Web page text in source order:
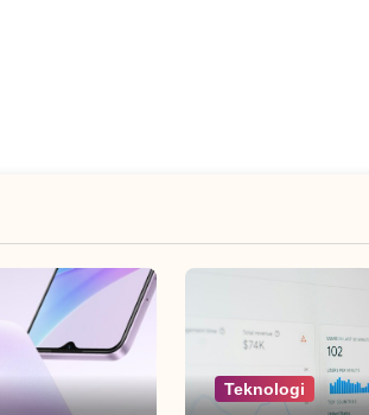
Teknologi